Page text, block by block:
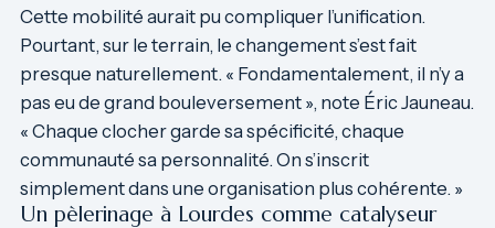
Cette mobilité aurait pu compliquer l’unification.
Pourtant, sur le terrain, le changement s’est fait
presque naturellement. « Fondamentalement, il n’y a
pas eu de grand bouleversement », note Éric Jauneau.
« Chaque clocher garde sa spécificité, chaque
communauté sa personnalité. On s’inscrit
simplement dans une organisation plus cohérente. »
Un pèlerinage à Lourdes comme catalyseur